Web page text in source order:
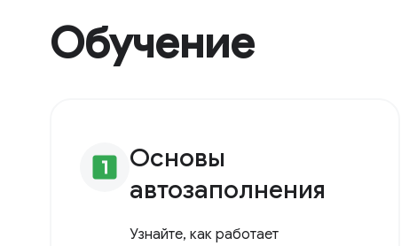
Обучение
looks_one Основы
автозаполнения
Узнайте, как работает